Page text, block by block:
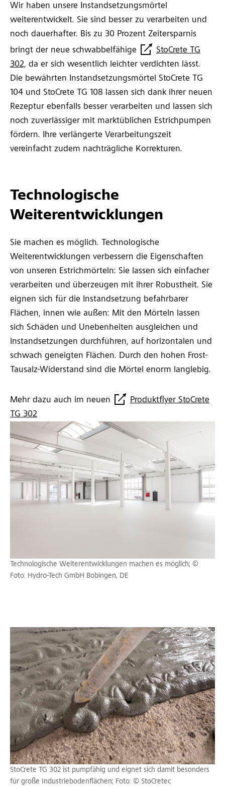
Wir haben unsere Instandsetzungsmörtel
weiterentwickelt. Sie sind besser zu verarbeiten und
noch dauerhafter. Bis zu 30 Prozent Zeitersparnis
bringt der neue schwabbelfähige
StoCrete TG
302, da er sich wesentlich leichter verdichten lässt.
Die bewährten Instandsetzungsmörtel StoCrete TG
104 und StoCrete TG 108 lassen sich dank ihrer neuen
Rezeptur ebenfalls besser verarbeiten und lassen sich
noch zuverlässiger mit marktüblichen Estrichpumpen
fördern. Ihre verlängerte Verarbeitungszeit
vereinfacht zudem nachträgliche Korrekturen.
Technologische
Weiterentwicklungen
Sie machen es möglich. Technologische
Weiterentwicklungen verbessern die Eigenschaften
von unseren Estrichmörteln: Sie lassen sich einfacher
verarbeiten und überzeugen mit ihrer Robustheit. Sie
eignen sich für die Instandsetzung befahrbarer
Flächen, innen wie außen: Mit den Mörteln lassen
sich Schäden und Unebenheiten ausgleichen und
Instandsetzungen durchführen, auf horizontalen und
schwach geneigten Flächen. Durch den hohen Frost-
Tausalz-Widerstand sind die Mörtel enorm langlebig.
Mehr dazu auch im neuen
Produktflyer StoCrete
TG 302
Technologische Weiterentwicklungen machen es möglich; ©
Foto: Hydro-Tech GmbH Bobingen, DE
StoCrete TG 302 ist pumpfähig und eignet sich damit besonders
für große Industriebodenflächen; Foto: © StoCretec